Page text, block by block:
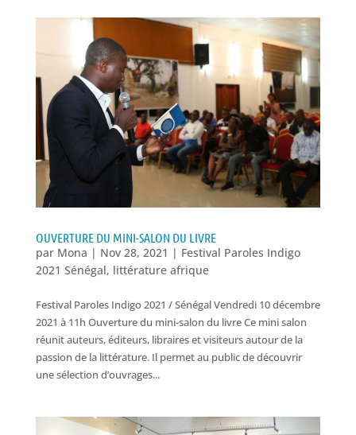
OUVERTURE DU MINI-SALON DU LIVRE
par Mona | Nov 28, 2021 | Festival Paroles Indigo
2021 Sénégal, littérature afrique
Festival Paroles Indigo 2021 / Sénégal Vendredi 10 décembre
2021 à 11h Ouverture du mini-salon du livre Ce mini salon
réunit auteurs, éditeurs, libraires et visiteurs autour de la
passion de la littérature. Il permet au public de découvrir
une sélection d’ouvrages...